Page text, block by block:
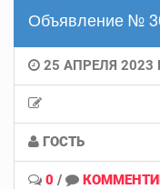
Объявление №
25 АПРЕЛЯ 2023
ГОСТЬ
0 /